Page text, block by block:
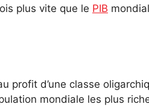
plus vite que le PIB
profit d’une classe
mondiale les plus